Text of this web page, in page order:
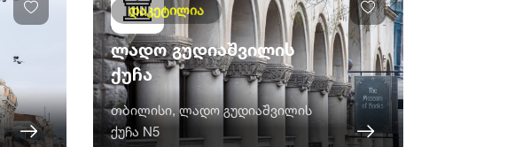
დაკეტილია
ლადო გუდიაშვილის
ქუჩა
თბილისი, ლადო გუდიაშვილის
ქუჩა N5